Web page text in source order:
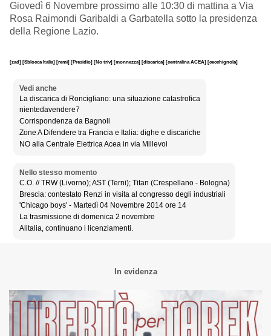
Giovedì 6 Novembre prossimo alle 10:30 di mattina a Via
Rosa Raimondi Garibaldi a Garbatella sotto la presidenza
della Regione Lazio.
[zad] [Sblocca Italia] [remi] [Presidio] [No triv] [monnezza] [discarica] [centralina ACEA] [cecchignola]
Vedi anche
La discarica di Roncigliano: una situazione catastrofica
nientedavendere7
Corrispondenza da Bagnoli
Zone A Difendere tra Francia e Italia: dighe e discariche
NO alla Centrale Elettrica Acea in via Millevoi
Nello stesso momento
C.O. // TRW (Livorno); AST (Terni); Titan (Crespellano - Bologna)
Brescia: contestato Renzi in visita al congresso degli industriali
'Chicago boys' - Martedì 04 Novembre 2014 ore 14
La trasmissione di domenica 2 novembre
Alitalia, continuano i licenziamenti.
In evidenza